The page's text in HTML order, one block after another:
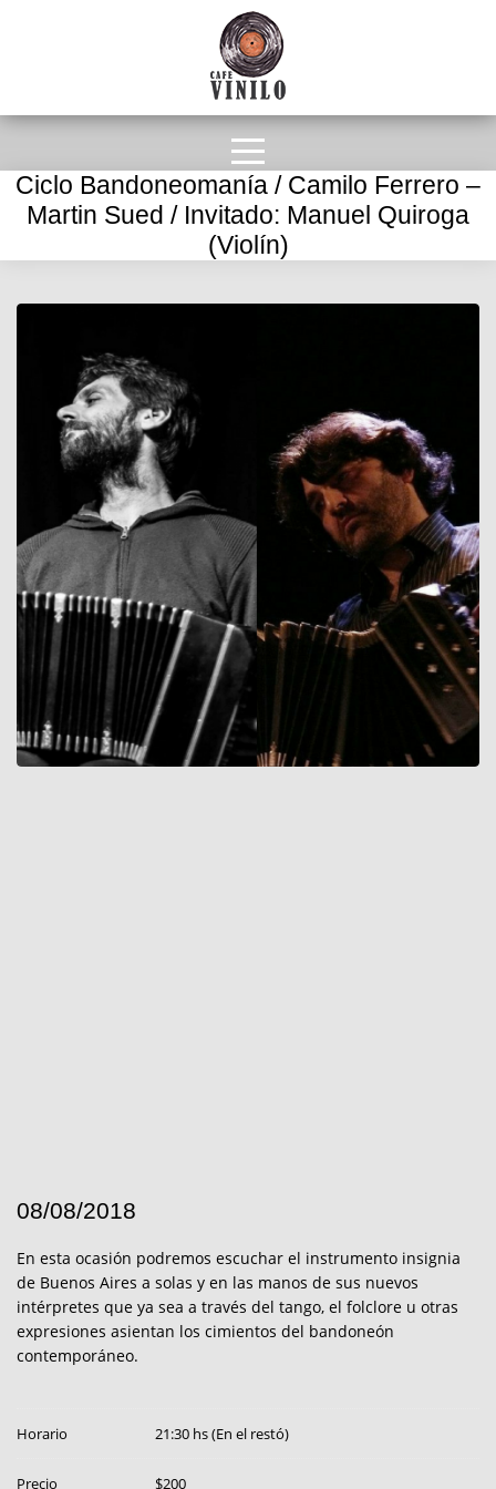
Ciclo Bandoneomanía / Camilo Ferrero –
Martin Sued / Invitado: Manuel Quiroga
(Violín)
08/08/2018
En esta ocasión podremos escuchar el instrumento insignia
de Buenos Aires a solas y en las manos de sus nuevos
intérpretes que ya sea a través del tango, el folclore u otras
expresiones asientan los cimientos del bandoneón
contemporáneo.
Horario 21:30 hs (En el restó)
Precio $200